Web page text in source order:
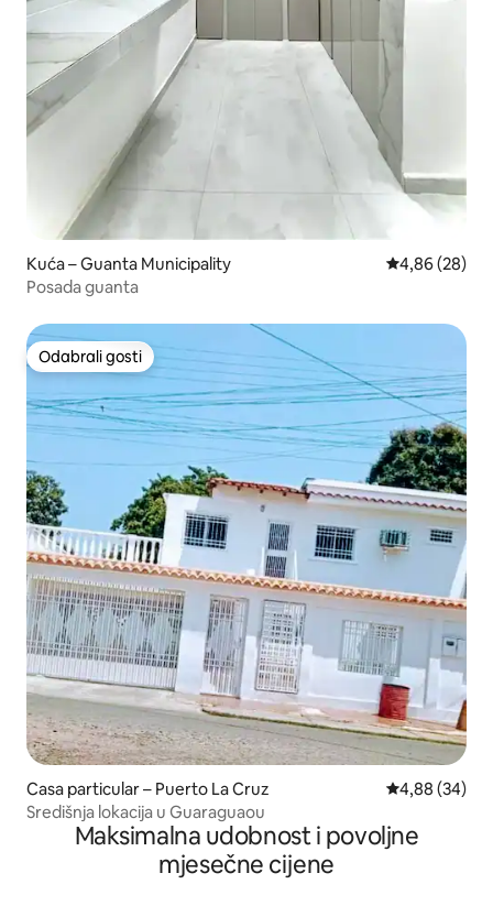
Kuća – Guanta Municipality Prosječna
4,86 (28)
Posada guanta
Odabrali gosti
Odabrali gosti
Casa particular – Puerto La Cruz Prosječna
4,88 (34)
Središnja lokacija u Guaraguaou
Maksimalna udobnost i povoljne
mjesečne cijene